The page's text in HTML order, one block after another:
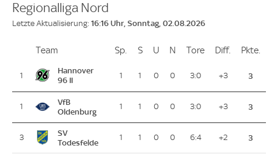
Regionalliga Nord
Letzte Aktualisierung: 16:16 Uhr, Sonntag, 02.08.2026
PlatzTeam Sp. Spiele
SSiege
U Unentschieden
N Niederlagen
Tore ToreDiff. Differenz
Pkte.
1
Hannover
96 II
1 1 0 0 3:0 +3 3
1
VfB
Oldenburg
1 1 0 0 3:0 +3 3
3
SV
Todesfelde
1 1 0 0 6:4 +2 3